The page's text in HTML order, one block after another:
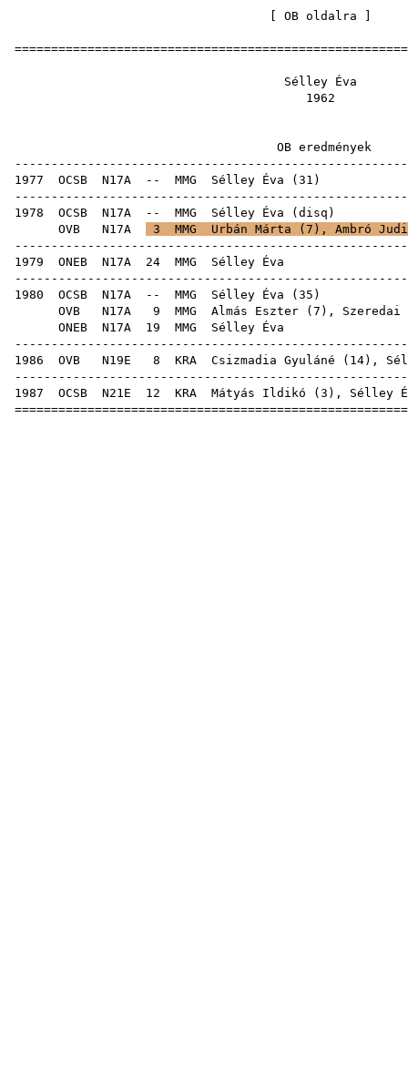
OB oldalra
Sélley
OB
1977 OCSB N17A -- MMG Sélley Éva ( 31
1978 OCSB N17A -- MMG Sélley Éva ( disq
OVB N17A 3 MMG Urbán Márta ( 7 ), Ambró
1979 ONEB N17A 24 MMG
1980 OCSB N17A -- MMG Sélley Éva ( 35
OVB N17A 9 MMG Almás Eszter ( 7 ), Szeredai
ONEB N17A 19 MMG
1986 OVB N19E 8 KRA Csizmadia Gyuláné ( 14),
1987 OCSB N21E 12 KRA Mátyás Ildikó ( 3 ), Sélley